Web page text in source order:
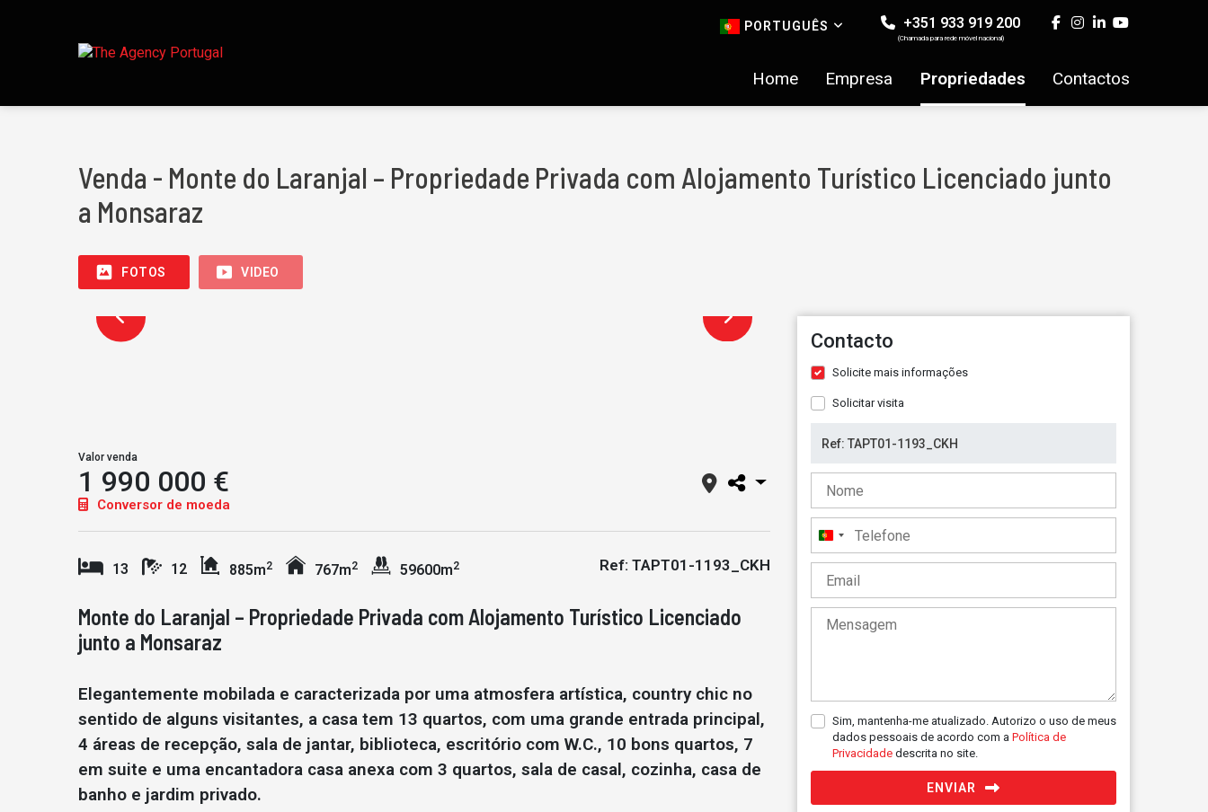
PORTUGUÊS +351 933 919 200
(Chamada para rede móvel nacional)
Home Empresa Propriedades Contactos
Venda - Monte do Laranjal – Propriedade Privada com Alojamento Turístico Licenciado junto
a Monsaraz
FOTOS VIDEO
Valor venda
1 990 000 €
Conversor de moeda
13 12 885m2 767m2 59600m2 Ref: TAPT01-1193_CKH
Monte do Laranjal – Propriedade Privada com Alojamento Turístico Licenciado
junto a Monsaraz
Elegantemente mobilada e caracterizada por uma atmosfera artística, country chic no
sentido de alguns visitantes, a casa tem 13 quartos, com uma grande entrada principal,
4 áreas de recepção, sala de jantar, biblioteca, escritório com W.C., 10 bons quartos, 7
em suite e uma encantadora casa anexa com 3 quartos, sala de casal, cozinha, casa de
banho e jardim privado.
Contacto
Solicite mais informações
Solicitar visita
Portugal
+351
Sim, mantenha-me atualizado. Autorizo o uso de meus
dados pessoais de acordo com a Política de
Privacidade descrita no site.
ENVIAR